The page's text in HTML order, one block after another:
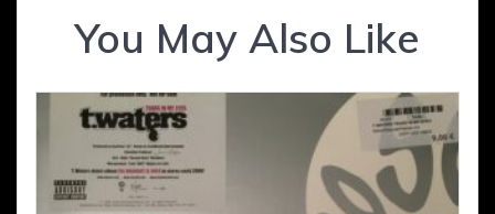
You May Also Like